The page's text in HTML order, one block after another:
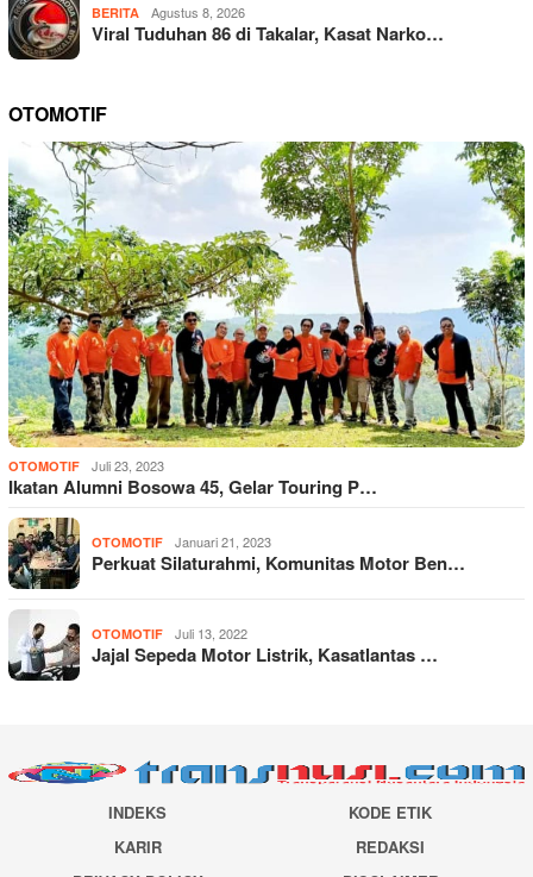
BERITA Agustus 8, 2026
Viral Tuduhan 86 di Takalar, Kasat Narko…
OTOMOTIF
OTOMOTIF Juli 23, 2023
Ikatan Alumni Bosowa 45, Gelar Touring P…
OTOMOTIF Januari 21, 2023
Perkuat Silaturahmi, Komunitas Motor Ben…
OTOMOTIF Juli 13, 2022
Jajal Sepeda Motor Listrik, Kasatlantas …
INDEKS
KODE ETIK
KARIR
REDAKSI